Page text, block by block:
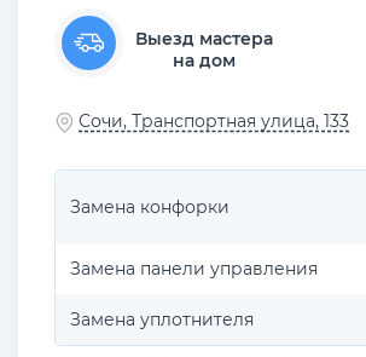
Выезд мастера
на дом
Сочи, Транспортная улица, 133
Замена конфорки
Замена панели управления
Замена уплотнителя